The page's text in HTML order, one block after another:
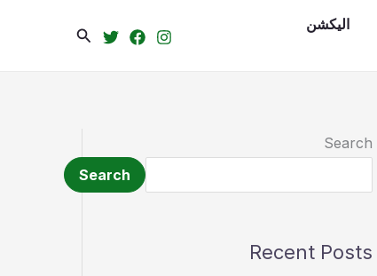
الیکشن
Search
Search
Search
Recent Posts